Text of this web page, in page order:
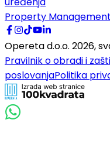
Property Management
Opereta d.o.o. 2026,
Pravilnik o obradi i
poslovanjaPolitika